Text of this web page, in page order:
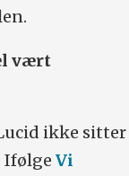
vært
ikke sitter
Ifølge Vi